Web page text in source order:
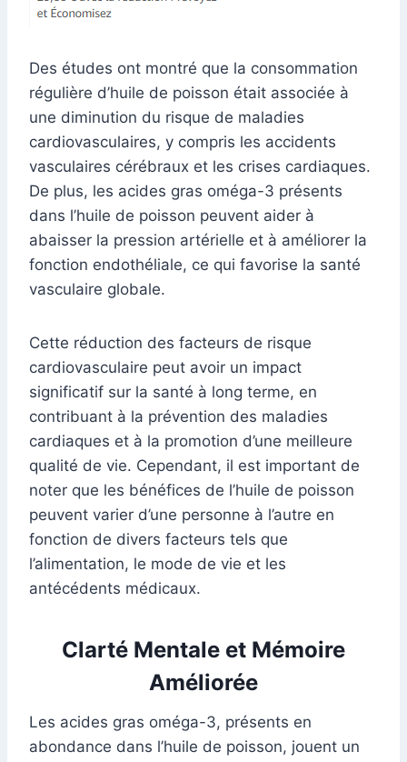
Des études ont montré que la consommation
régulière d’huile de poisson était associée à
une diminution du risque de maladies
cardiovasculaires, y compris les accidents
vasculaires cérébraux et les crises cardiaques.
De plus, les acides gras oméga-3 présents
dans l’huile de poisson peuvent aider à
abaisser la pression artérielle et à améliorer la
fonction endothéliale, ce qui favorise la santé
vasculaire globale.
Cette réduction des facteurs de risque
cardiovasculaire peut avoir un impact
significatif sur la santé à long terme, en
contribuant à la prévention des maladies
cardiaques et à la promotion d’une meilleure
qualité de vie. Cependant, il est important de
noter que les bénéfices de l’huile de poisson
peuvent varier d’une personne à l’autre en
fonction de divers facteurs tels que
l’alimentation, le mode de vie et les
antécédents médicaux.
Clarté Mentale et Mémoire
Améliorée
Les acides gras oméga-3, présents en
abondance dans l’huile de poisson, jouent un